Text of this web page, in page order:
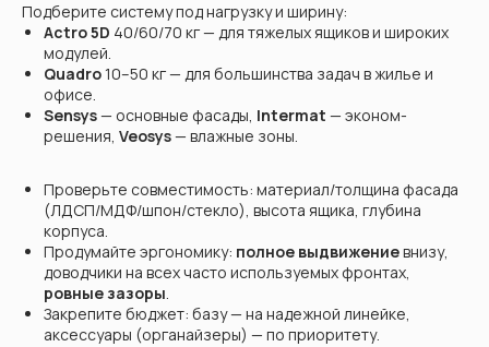
Подберите систему под нагрузку и ширину:
Actro 5D 40/60/70 кг — для тяжелых ящиков и широких
модулей.
Quadro10–50 кг — для большинства задач в жилье и
офисе.
Sensys— основные фасады, Intermat — эконом-
решения, Veosys— влажные зоны.
Проверьте совместимость: материал/толщина фасада
(ЛДСП/МДФ/шпон/стекло), высота ящика, глубина
корпуса.
Продумайте эргономику: полное выдвижениевнизу,
доводчики на всех часто используемых фронтах,
ровные зазоры.
Закрепите бюджет: базу — на надежной линейке,
аксессуары (органайзеры) — по приоритету.